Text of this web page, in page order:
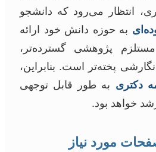
انتظار می‌رود که دانشجو
به حوزه دانش خود ارائه
پژوهشی گسترده‌تر،
پخته‌تر است. بنابراین،
دکتری به طور قابل توجهی
خواهد بود.